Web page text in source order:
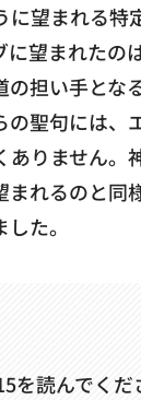
に望まれる特
に望まれたの
の担い手とな
の聖句には、
ありません。
まれるのと同
た。
を読んでく